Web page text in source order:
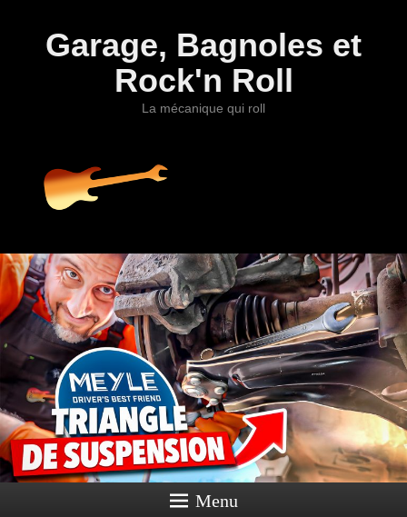
Garage, Bagnoles et
Rock'n Roll
La mécanique qui roll
Menu